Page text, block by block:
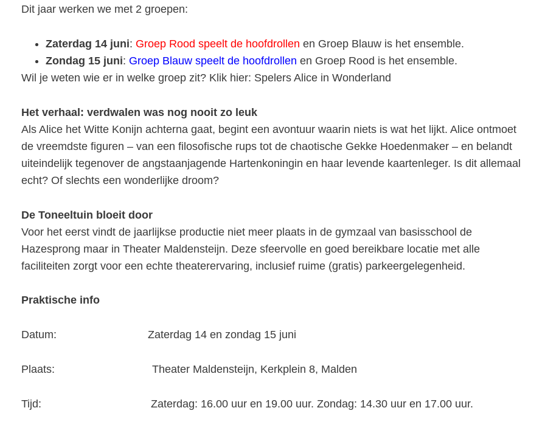
Dit jaar werken we met 2 groepen:
Zaterdag 14 juni: Groep Rood speelt de hoofdrollen en Groep Blauw is het ensemble.
Zondag 15 juni: Groep Blauw speelt de hoofdrollen en Groep Rood is het ensemble.
Wil je weten wie er in welke groep zit? Klik hier: Spelers Alice in Wonderland
Het verhaal: verdwalen was nog nooit zo leuk
Als Alice het Witte Konijn achterna gaat, begint een avontuur waarin niets is wat het lijkt. Alice ontmoet
de vreemdste figuren – van een filosofische rups tot de chaotische Gekke Hoedenmaker – en belandt
uiteindelijk tegenover de angstaanjagende Hartenkoningin en haar levende kaartenleger. Is dit allemaal
echt? Of slechts een wonderlijke droom?
De Toneeltuin bloeit door
Voor het eerst vindt de jaarlijkse productie niet meer plaats in de gymzaal van basisschool de
Hazesprong maar in Theater Maldensteijn. Deze sfeervolle en goed bereikbare locatie met alle
faciliteiten zorgt voor een echte theaterervaring, inclusief ruime (gratis) parkeergelegenheid.
Praktische info
Datum: Zaterdag 14 en zondag 15 juni
Plaats: Theater Maldensteijn, Kerkplein 8, Malden
Tijd: Zaterdag: 16.00 uur en 19.00 uur. Zondag: 14.30 uur en 17.00 uur.